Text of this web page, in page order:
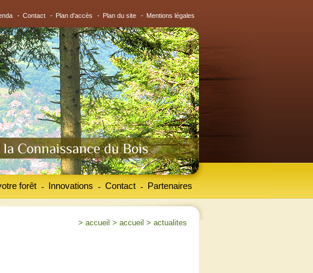
- Contact - Plan d'accès - Plan du site - Mentions légales
forêt Innovations
- Contact
- Partenaires
-
> accueil > accueil > actualites